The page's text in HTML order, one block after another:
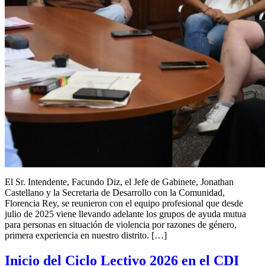
El Sr. Intendente, Facundo Diz, el Jefe de Gabinete, Jonathan
Castellano y la Secretaria de Desarrollo con la Comunidad,
Florencia Rey, se reunieron con el equipo profesional que desde
julio de 2025 viene llevando adelante los grupos de ayuda mutua
para personas en situación de violencia por razones de género,
primera experiencia en nuestro distrito. […]
Inicio del Ciclo Lectivo 2026 en el CDI